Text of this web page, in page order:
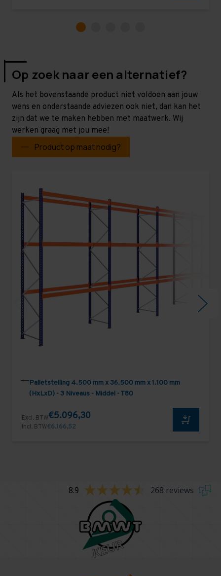
Op zoek naar een alternatief?
Als het bovenstaande product niet voldoen aan jouw
wens en onderstaande adviezen ook niet, dan kan het
zijn dat we te maken hebben met maatwerk. Wij
werken graag met jou mee!
Product op maat nodig?
Palletstelling 4.500 mm x 36.500 mm x 1.100 mm
(HxLxD) - 3 Niveaus - Middel - T80
Excl. BTW€5.096,30
Incl. BTW€6.166,52
8.9 268 reviews